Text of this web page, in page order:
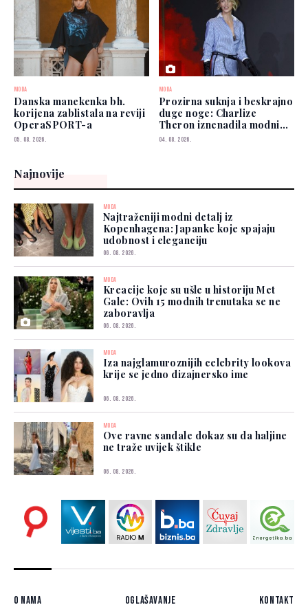
MODA
Danska manekenka bh.
korijena zablistala na reviji
OperaSPORT-a
05. 08. 2026.
MODA
Prozirna suknja i beskrajno
duge noge: Charlize
Theron iznenadila modnim
izborom
04. 08. 2026.
Najnovije
MODA
Najtraženiji modni detalj iz
Kopenhagena: Japanke koje spajaju
udobnost i eleganciju
06. 08. 2026.
MODA
Kreacije koje su ušle u historiju Met
Gale: Ovih 15 modnih trenutaka se ne
zaboravlja
06. 08. 2026.
MODA
Iza najglamuroznijih celebrity lookova
krije se jedno dizajnersko ime
06. 08. 2026.
MODA
Ove ravne sandale dokaz su da haljine
ne traže uvijek štikle
06. 08. 2026.
O nama Oglašavanje Kontakt